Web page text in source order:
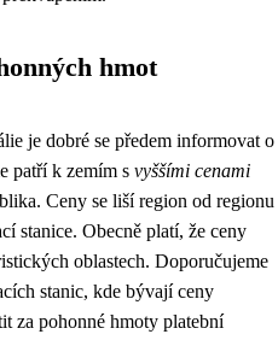
hmot
je dobré se předem informovat o
patří k zemím s vyššími cenami
Ceny se liší region od regionu
stanice. Obecně platí, že ceny
oblastech. Doporučujeme
stanic, kde bývají ceny
za pohonné hmoty platební